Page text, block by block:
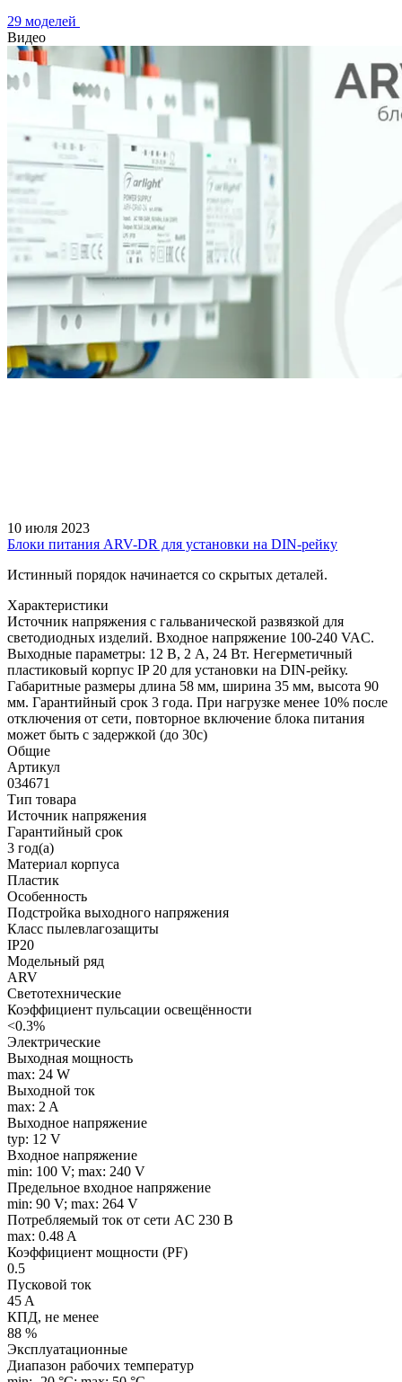
29 моделей
Видео
10 июля 2023
Блоки питания ARV-DR для установки на DIN-рейку
Истинный порядок начинается со скрытых деталей.
Характеристики
Источник напряжения с гальванической развязкой для
светодиодных изделий. Входное напряжение 100-240 VAC.
Выходные параметры: 12 В, 2 А, 24 Вт. Негерметичный
пластиковый корпус IP 20 для установки на DIN-рейку.
Габаритные размеры длина 58 мм, ширина 35 мм, высота 90
мм. Гарантийный срок 3 года. При нагрузке менее 10% после
отключения от сети, повторное включение блока питания
может быть с задержкой (до 30с)
Общие
Артикул
034671
Тип товара
Источник напряжения
Гарантийный срок
3 год(а)
Материал корпуса
Пластик
Особенность
Подстройка выходного напряжения
Класс пылевлагозащиты
IP20
Модельный ряд
ARV
Светотехнические
Коэффициент пульсации освещённости
<0.3%
Электрические
Выходная мощность
max: 24 W
Выходной ток
max: 2 A
Выходное напряжение
typ: 12 V
Входное напряжение
min: 100 V; max: 240 V
Предельное входное напряжение
min: 90 V; max: 264 V
Потребляемый ток от сети AC 230 В
max: 0.48 A
Коэффициент мощности (PF)
0.5
Пусковой ток
45 A
КПД, не менее
88 %
Эксплуатационные
Диапазон рабочих температур